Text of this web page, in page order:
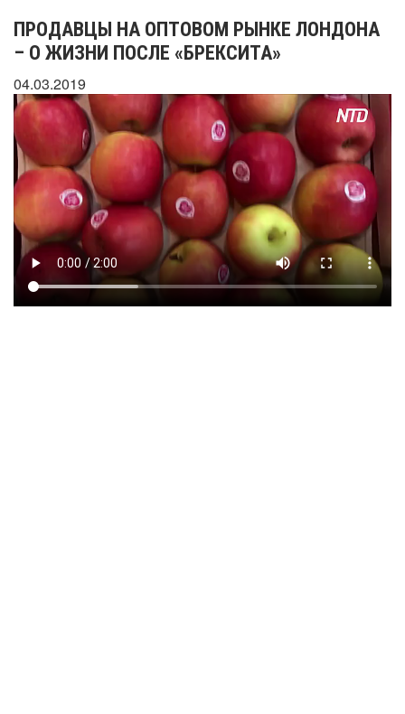
ПРОДАВЦЫ НА ОПТОВОМ РЫНКЕ ЛОНДОНА
– О ЖИЗНИ ПОСЛЕ «БРЕКСИТА»
04.03.2019